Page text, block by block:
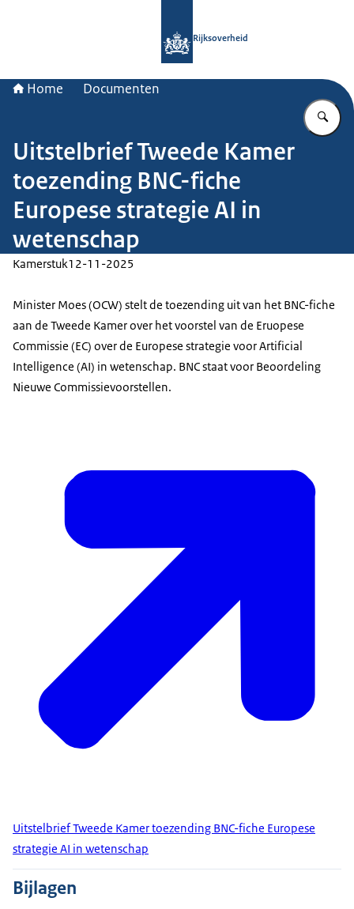
Rijksoverheid
Home Documenten
Uitstelbrief Tweede Kamer
toezending BNC-fiche
Europese strategie AI in
wetenschap
Kamerstuk12-11-2025
Minister Moes (OCW) stelt de toezending uit van het BNC-fiche
aan de Tweede Kamer over het voorstel van de Eruopese
Commissie (EC) over de Europese strategie voor Artificial
Intelligence (AI) in wetenschap. BNC staat voor Beoordeling
Nieuwe Commissievoorstellen.
Uitstelbrief Tweede Kamer toezending BNC-fiche Europese
strategie AI in wetenschap
Bijlagen